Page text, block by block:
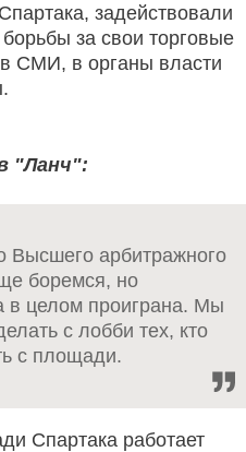
задействовали
за свои торговые
СМИ, в органы власти
"Ланч":
арбитражного
боремся, но
в целом проиграна. Мы
с лобби тех, кто
с площади.
Спартака работает